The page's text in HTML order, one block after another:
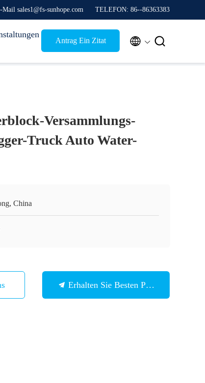
Mail sales1@fs-sunhope.com TELEFON: 86--86363383
Antrag Ein Zitat  
Versammlungs-
Truck Auto Water-
China
Erhalten Sie Besten Preis